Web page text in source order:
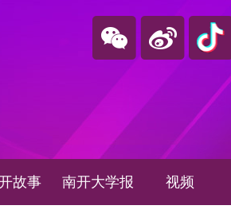
故事 南开大学报 视频